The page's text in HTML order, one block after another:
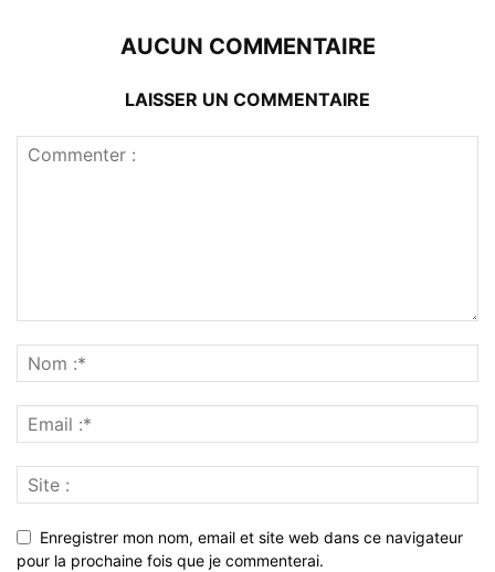
AUCUN COMMENTAIRE
LAISSER UN COMMENTAIRE
Enregistrer mon nom, email et site web dans ce navigateur
pour la prochaine fois que je commenterai.